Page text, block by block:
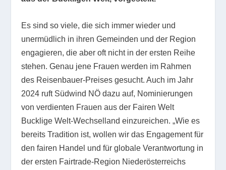
Es sind so viele, die sich immer wieder und
unermüdlich in ihren Gemeinden und der Region
engagieren, die aber oft nicht in der ersten Reihe
stehen. Genau jene Frauen werden im Rahmen
des Reisenbauer-Preises gesucht. Auch im Jahr
2024 ruft Südwind NÖ dazu auf, Nominierungen
von verdienten Frauen aus der Fairen Welt
Bucklige Welt-Wechselland einzureichen. „Wie es
bereits Tradition ist, wollen wir das Engagement für
den fairen Handel und für globale Verantwortung in
der ersten Fairtrade-Region Niederösterreichs